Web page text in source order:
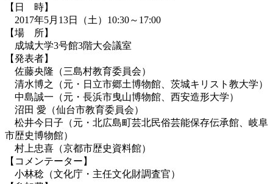
【日 時】
2017年5月13日（土）10:30～17:00
【場 所】
成城大学3号館3階大会議室
【発表者】
佐藤央隆（三島村教育委員会）
清水博之（元・日立市郷土博物館、茨城キリスト教大学）
中島誠一（元・長浜市曳山博物館、西安造形大学）
沼田 愛（仙台市教育委員会）
松井今日子（元・北広島町芸北民俗芸能保存伝承館、岐阜
市歴史博物館）
村上忠喜（京都市歴史資料館）
【コメンテーター】
小林稔（文化庁・主任文化財調査官）